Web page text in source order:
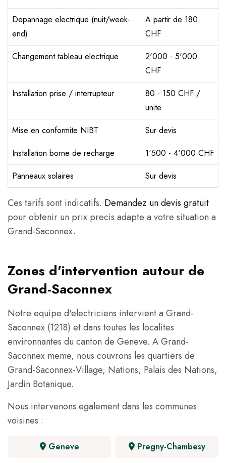
Depannage electrique (nuit/week-
end)
A partir de 180
CHF
Changement tableau electrique
2'000 - 5'000
CHF
Installation prise / interrupteur
80 - 150 CHF /
unite
Mise en conformite NIBT
Sur devis
Installation borne de recharge
1'500 - 4'000 CHF
Panneaux solaires
Sur devis
Ces tarifs sont indicatifs. Demandez un devis gratuit
pour obtenir un prix precis adapte a votre situation a
Grand-Saconnex.
Zones d'intervention autour de
Grand-Saconnex
Notre equipe d'electriciens intervient a Grand-
Saconnex (1218) et dans toutes les localites
environnantes du canton de Geneve. A Grand-
Saconnex meme, nous couvrons les quartiers de
Grand-Saconnex-Village, Nations, Palais des Nations,
Jardin Botanique.
Nous intervenons egalement dans les communes
voisines :
Geneve Pregny-Chambesy